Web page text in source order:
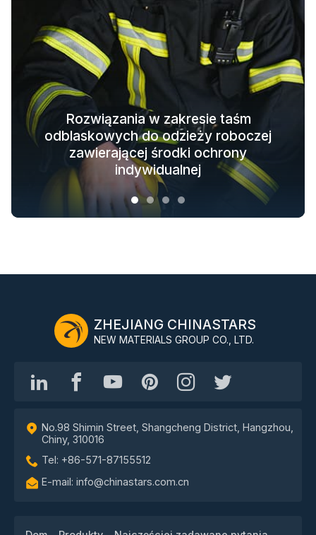
Rozwiązania w zakresie taśm
odblaskowych do odzieży roboczej
zawierającej środki ochrony
indywidualnej
Odblaskowe rozwiązania tekstylne
dla modnej odzieży outdoorowej
Świecące w ciemności rozwiązania
materiałowe do odzieży wierzchniej
Rozwiązania w zakresie odzieży
ochronnej dla całego łańcucha
branżowego
ZHEJIANG CHINASTARS
NEW MATERIALS GROUP CO., LTD.
No.98 Shimin Street, Shangcheng District, Hangzhou,
Chiny, 310016
Tel: +86-571-87155512
E-mail: info@chinastars.com.cn